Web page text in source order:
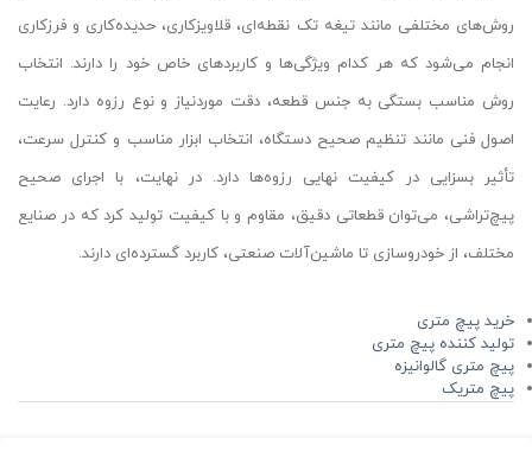
روش‌های مختلفی مانند تیغه تک نقطه‌ای، قلاویزکاری، حدیده‌کاری و فرزکاری
انجام می‌شود که هر کدام ویژگی‌ها و کاربردهای خاص خود را دارند. انتخاب
روش مناسب بستگی به جنس قطعه، دقت موردنیاز و نوع رزوه دارد. رعایت
اصول فنی مانند تنظیم صحیح دستگاه، انتخاب ابزار مناسب و کنترل سرعت،
تأثیر بسزایی در کیفیت نهایی رزوه‌ها دارد. در نهایت، با اجرای صحیح
پیچ‌تراشی، می‌توان قطعاتی دقیق، مقاوم و با کیفیت تولید کرد که در صنایع
مختلف، از خودروسازی تا ماشین‌آلات صنعتی، کاربرد گسترده‌ای دارند.
خرید پیچ متری
تولید کننده پیچ متری
پیچ متری گالوانیزه
پیچ متریک